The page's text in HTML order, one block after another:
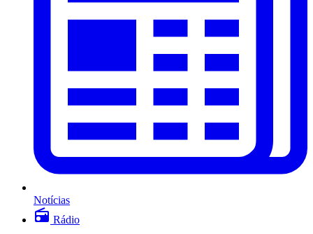
Notícias
Rádio